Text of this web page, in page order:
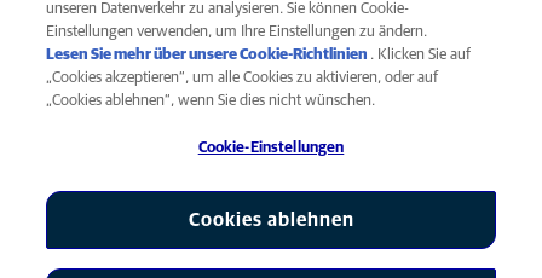
Datenschutz
Legal
Hinweis zu Cookies
AniCura ist eine Tochtergesellschaft von Mars, Inc © 2026
unseren Datenverkehr zu analysieren. Sie können Cookie-
Einstellungen verwenden, um Ihre Einstellungen zu ändern.
Lesen Sie mehr über unsere Cookie-Richtlinien (opens in a new
tab)
. Klicken Sie auf
„Cookies akzeptieren“, um alle Cookies zu aktivieren, oder auf
„Cookies ablehnen“, wenn Sie dies nicht wünschen.
Cookie-Einstellungen
Cookies ablehnen